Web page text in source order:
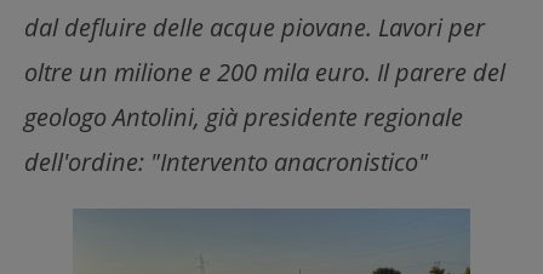
dal defluire delle acque piovane. Lavori per
oltre un milione e 200 mila euro. Il parere del
geologo Antolini, già presidente regionale
dell'ordine: "Intervento anacronistico"